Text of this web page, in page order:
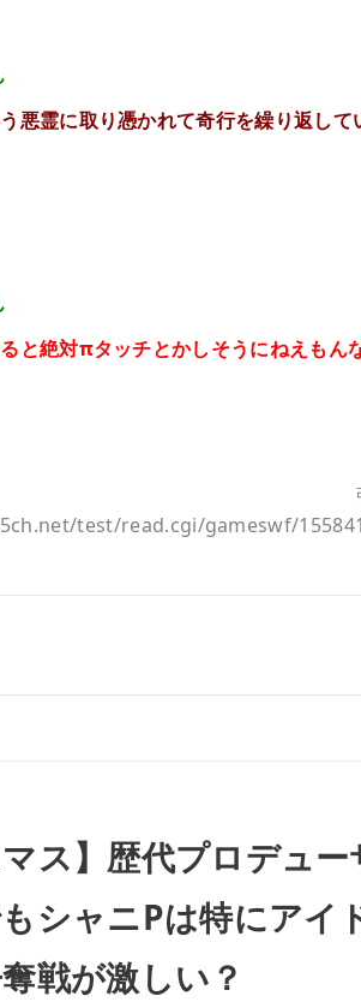
悪霊に取り憑かれて奇行を繰り返して
と絶対πタッチとかしそうにねえもん
test/read.cgi/gameswf/
マス】歴代プロデュー
シャニPは特にアイ
戦が激しい？